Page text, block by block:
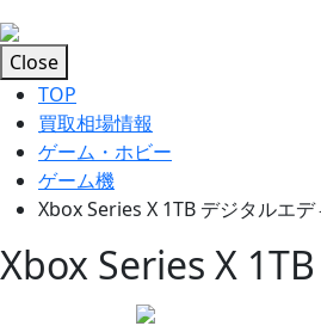
Close
TOP
買取相場情報
ゲーム・ホビー
ゲーム機
Xbox Series X 1TB デジタルエ
Xbox Series X